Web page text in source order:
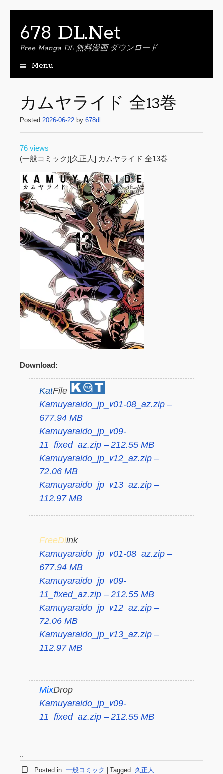
678 DL.Net
Free Manga DL 無料漫画 ダウンロード
Menu
i
p
o
n
e
n
t
カムヤライド 全13巻
Posted 2026-06-22 by 678dl
76 views
(一般コミック)[久正人] カムヤライド 全13巻
Download:
KatFile
Kamuyaraido_jp_v01-08_az.zip –
677.94 MB
Kamuyaraido_jp_v09-
11_fixed_az.zip – 212.55 MB
Kamuyaraido_jp_v12_az.zip –
72.06 MB
Kamuyaraido_jp_v13_az.zip –
112.97 MB
FreeDlink
Kamuyaraido_jp_v01-08_az.zip –
677.94 MB
Kamuyaraido_jp_v09-
11_fixed_az.zip – 212.55 MB
Kamuyaraido_jp_v12_az.zip –
72.06 MB
Kamuyaraido_jp_v13_az.zip –
112.97 MB
MixDrop
Kamuyaraido_jp_v09-
11_fixed_az.zip – 212.55 MB
..
Posted in: 一般コミック | Tagged: 久正人